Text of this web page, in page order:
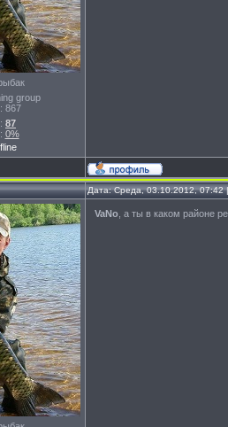
group
867
87
0%
Дата: Среда, 03.10.2012,
VaNo , а ты в каком районе